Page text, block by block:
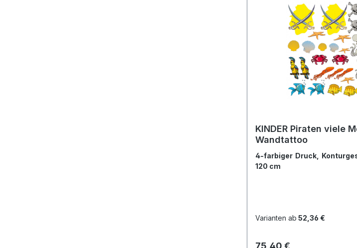
KINDER Piraten viele
Wandtattoo
4-farbiger Druck,
120 cm
Varianten ab 52,36 €
Regulärer Preis:
75,40 €